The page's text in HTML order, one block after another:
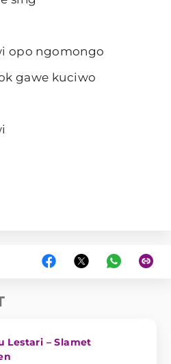
opo ngomongo
gawe kuciwo
Lestari – Slamet